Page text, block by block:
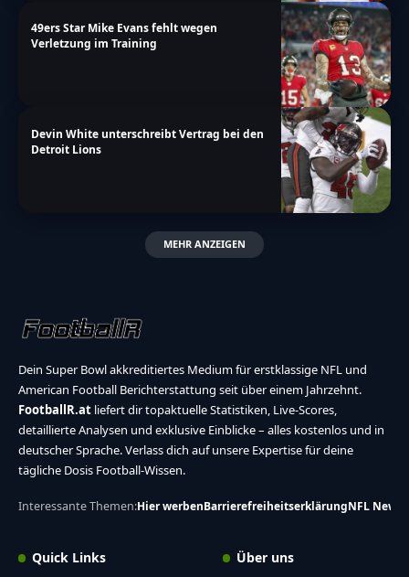
49ers Star Mike Evans fehlt wegen
Verletzung im Training
Devin White unterschreibt Vertrag bei den
Detroit Lions
MEHR ANZEIGEN
Dein Super Bowl akkreditiertes Medium für erstklassige NFL und
American Football Berichterstattung seit über einem Jahrzehnt.
FootballR.at liefert dir topaktuelle Statistiken, Live-Scores,
detaillierte Analysen und exklusive Einblicke – alles kostenlos und in
deutscher Sprache. Verlass dich auf unsere Expertise für deine
tägliche Dosis Football-Wissen.
Interessante Themen:Hier werbenBarrierefreiheitserklärungNFL News
Quick Links Über uns